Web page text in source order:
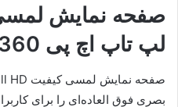
صفحه نمایش
لپ تاپ اچ پی spectre x360
بصری فوق العاده‌ای را برای